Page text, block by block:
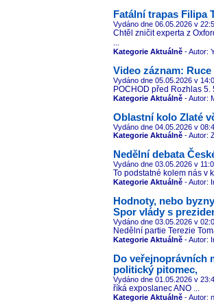
Fatální trapas Filipa
Vydáno dne 06.05.2026 v
Chtěl zničit experta z
...
Kategorie Aktuálně - Autor:
Video záznam:
Vydáno dne 05.05.2026 v
POCHOD před Rozhlas 5.
Kategorie Aktuálně - Autor:
Oblastní kolo Zlaté
Vydáno dne 04.05.2026 v
Kategorie Aktuálně - Autor:
Nedělní debata
Vydáno dne 03.05.2026 v
To podstatné kolem nás v
Kategorie Aktuálně - Autor:
Hodnoty, nebo
Spor vlády s
Vydáno dne 03.05.2026 v
Nedělní partie Terezie
Kategorie Aktuálně - Autor:
Do veřejnoprávních
politický pitomec,
Vydáno dne 01.05.2026 v
říká exposlanec ANO ...
Kategorie Aktuálně - Autor: